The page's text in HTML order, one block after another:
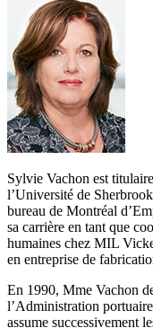
Sylvie Vachon est
l’Université de
bureau de Montréal
sa carrière en tant que
humaines chez MIL
en entreprise de
En 1990, Mme Vachon
l’Administration
assume successivement